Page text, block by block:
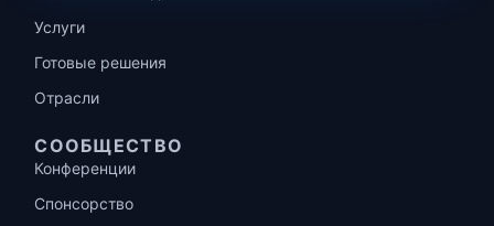
Услуги
Готовые решения
Отрасли
СООБЩЕСТВО
Конференции
Спонсорство